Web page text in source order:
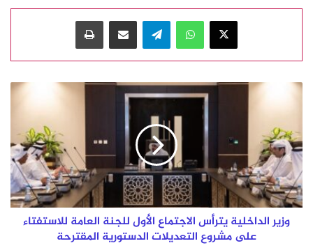
‫X
واتسابتيلقراممشاركة عبر البريد طباعة
وزير
الداخلية
يترأس
الاجتماع
الأول
للجنة
العامة
للاستفتاء
على
مشروع
وزير الداخلية يترأس الاجتماع الأول للجنة العامة للاستفتاء
على مشروع التعديلات الدستورية المقترحة